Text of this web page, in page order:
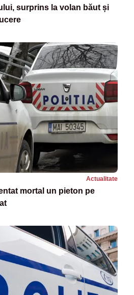
surprins la volan băut și
Actualitate
mortal un pieton pe